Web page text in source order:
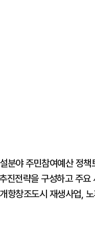
분야 주민참여예산 정
진전략을 구성하고 주
항창조도시 재생사업,